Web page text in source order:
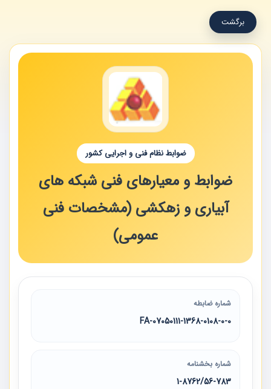
برگشت
ضوابط نظام فنی و اجرایی کشور
ضوابط و معیارهای فنی شبکه های
آبیاری و زهکشی (مشخصات فنی
عمومی)
شماره ضابطه
07050111-1368-0108-0-0-FA
شماره بخشنامه
1-8762/56-783